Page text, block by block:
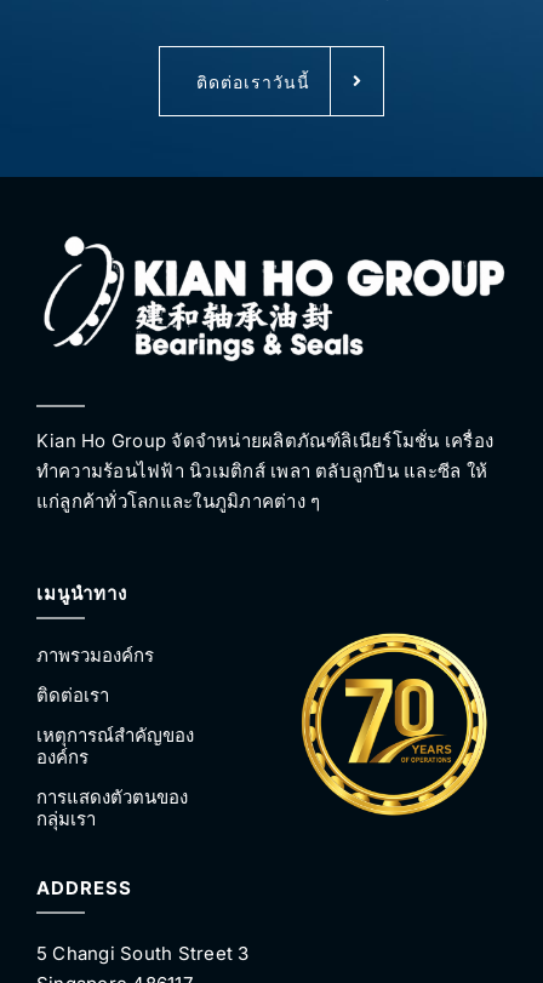
ติดต่อเราวันนี้
Kian Ho Group จัดจำหน่ายผลิตภัณฑ์ลิเนียร์โมชั่น เครื่อง
ทำความร้อนไฟฟ้า นิวเมติกส์ เพลา ตลับลูกปืน และซีล ให้
แก่ลูกค้าทั่วโลกและในภูมิภาคต่าง ๆ
เมนูนำทาง
ภาพรวมองค์กร
ติดต่อเรา
เหตุการณ์สำคัญของ
องค์กร
การแสดงตัวตนของ
กลุ่มเรา
ADDRESS
5 Changi South Street 3